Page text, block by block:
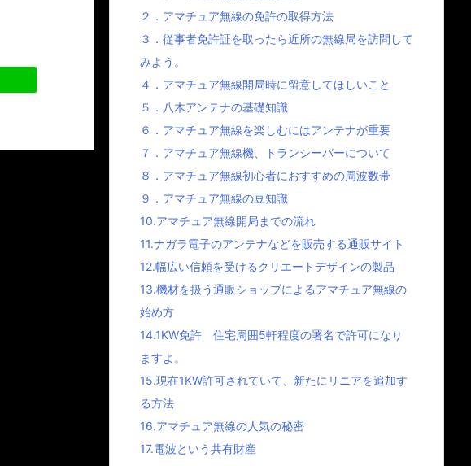
２．アマチュア無線の免許の取得方法
３．従事者免許証を取ったら近所の無線局を訪問して
みよう。
４．アマチュア無線開局時に留意してほしいこと
５．八木アンテナの基礎知識
６．アマチュア無線を楽しむにはアンテナが重要
７．アマチュア無線機、トランシーバーについて
８．アマチュア無線初心者におすすめの周波数帯
９．アマチュア無線の豆知識
10.アマチュア無線開局までの流れ
11.ナガラ電子のアンテナなどを販売する通販サイト
12.幅広い信頼を受けるクリエートデザインの製品
13.機材を扱う通販ショップによるアマチュア無線の
始め方
14.1KW免許 住宅周囲5軒程度の署名で許可になり
ますよ。
15.現在1KW許可されていて、新たにリニアを追加す
る方法
16.アマチュア無線の人気の秘密
17.電波という共有財産